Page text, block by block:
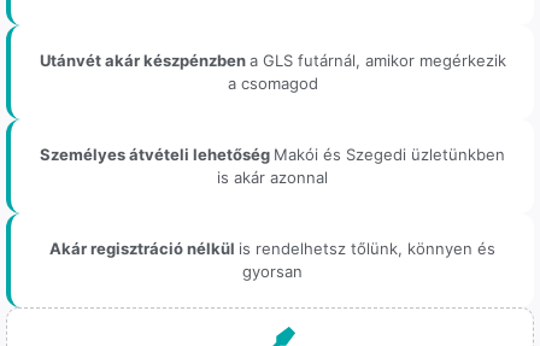
Utánvét akár készpénzbena GLS futárnál, amikor megérkezik
a csomagod
Személyes átvételi lehetőség Makói és Szegedi üzletünkben
is akár azonnal
Akár regisztráció nélkül is rendelhetsz tőlünk, könnyen és
gyorsan